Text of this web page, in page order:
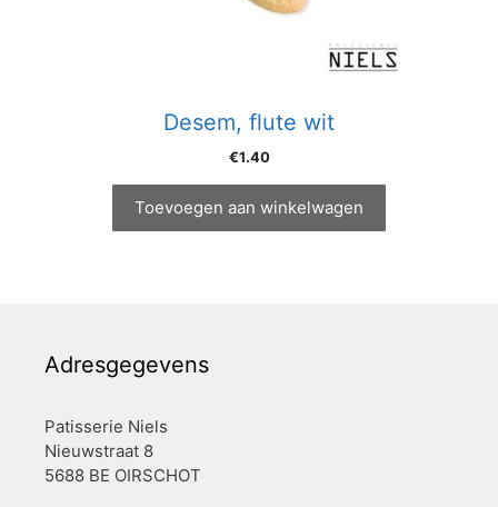
Desem, flute wit
€1.40
Toevoegen aan winkelwagen
Adresgegevens
Patisserie Niels
Nieuwstraat 8
5688 BE OIRSCHOT